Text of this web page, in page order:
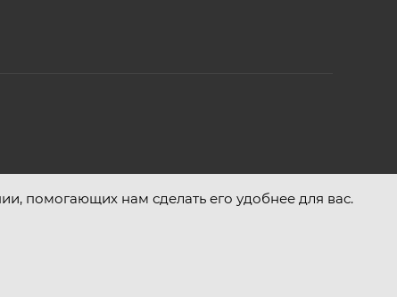
помогающих нам сделать его удобнее для вас.